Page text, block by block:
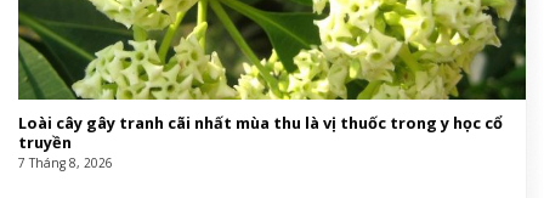
Loài cây gây tranh cãi nhất mùa thu là vị thuốc trong y học cổ
truyền
7 Tháng 8, 2026